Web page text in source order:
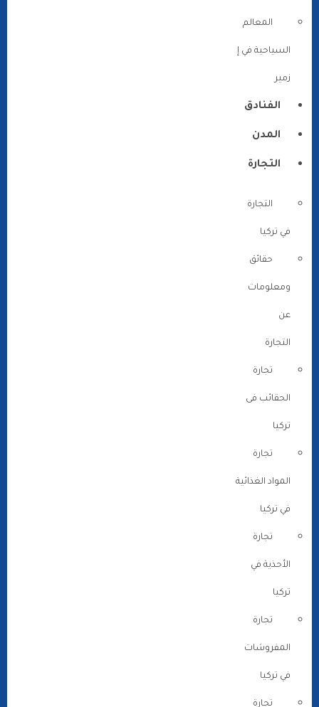
المعالم
السياحية في إ
زمير
الفنادق
المدن
التجارة
التجارة
في تركيا
حقائق
ومعلومات
عن
التجارة
تجارة
الحقائب فى
تركيا
تجارة
المواد الغذائية
في تركيا
تجارة
الأحذية في
تركيا
تجارة
المفروشات
في تركيا
تجارة